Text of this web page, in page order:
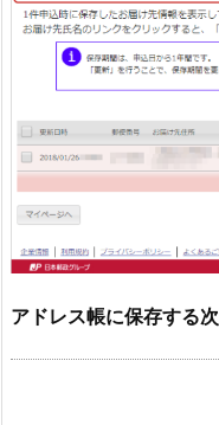
アドレス帳に保存する